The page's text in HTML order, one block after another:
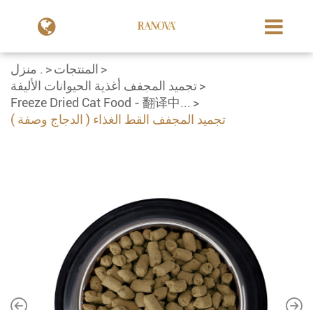
منزل .
المنتجات
تجميد المجفف أغذية الحيوانات الأليفة
Freeze Dried Cat Food - 翻译中...
تجميد المجفف القط الغذاء ( الدجاج وصفة )